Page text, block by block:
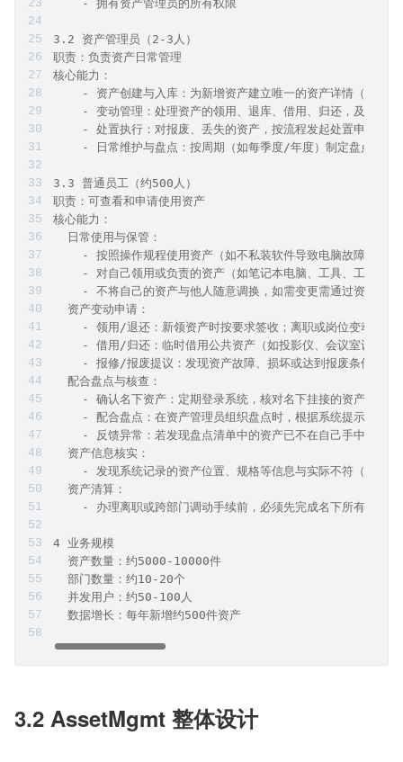
    - 提供数据决策支持
3 目标用户
3.1 系统管理员（1-2人）
职责：负责系统维护和用户管理
核心能力：
    - 用户创建：创建、禁用或删除系统用户账号
- 角色/权限管理：根据组织架构和岗位角色（如资产管理员
    - 拥有资产管理员的所有权限
3.2 资产管理员（2-3人）
职责：负责资产日常管理
核心能力：
- 资产创建与入库：为新增资产建立唯一的资产详情（编码
- 变动管理：处理资产的领用、退库、借用、归还，及时在系
- 处置执行：对报废、丢失的资产，按流程发起处置申请，
- 日常维护与盘点：按周期（如每季度/年度）制定盘点计划
3.3 普通员工（约500人）
职责：可查看和申请使用资产
核心能力：
  日常使用与保管：
- 按照操作规程使用资产（如不私装软件导致电脑故障、不超
- 对自己领用或负责的资产（如笔记本电脑、工具、工牌）
- 不将自己的资产与他人随意调换，如需变更需通过资产管理
  资产变动申请：
- 领用/退还：新领资产时按要求签收；离职或岗位变动时，
- 借用/归还：临时借用公共资产（如投影仪、会议室设备）
- 报修/报废提议：发现资产故障、损坏或达到报废条件（如
- 确认名下资产：定期登录系统，核对名下挂接的资产清单是
- 配合盘点：在资产管理员组织盘点时，根据系统提示或者
- 反馈异常：若发现盘点清单中的资产已不在自己手中（例
  资产信息核实：
- 发现系统记录的资产位置、规格等信息与实际不符（如电
- 办理离职或跨部门调动手续前，必须先完成名下所有资产
  资产数量：约5000-10000件
  部门数量：约10-20个